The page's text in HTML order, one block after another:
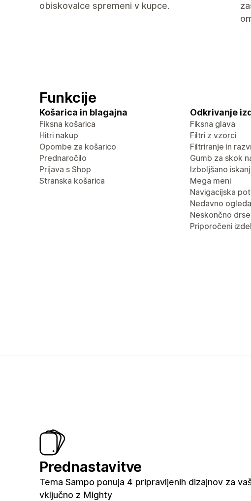
obiskovalce spremeni v kupce.
Funkcije
Košarica in blagajna
Fiksna košarica
Hitri nakup
Opombe za košarico
Prednaročilo
Prijava s Shop
Stranska košarica
Odkrivanje
Fiksna glava
Filtri z vzorci
Filtriranje in
Gumb za skok
Izboljšano
Mega meni
Navigacijska pot
Nedavno
Neskončno
Priporočeni
Prednastavitve
Tema Sampo ponuja 4 pripravljenih dizajnov za
vključno z Mighty